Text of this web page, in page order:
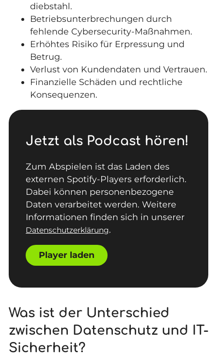
diebstahl.
Betriebsunterbrechungen durch
fehlende Cybersecurity-Maßnahmen.
Erhöhtes Risiko für Erpressung und
Betrug.
Verlust von Kundendaten und Vertrauen.
Finanzielle Schäden und rechtliche
Konsequenzen.
Jetzt als Podcast hören!
Zum Abspielen ist das Laden des
externen Spotify-Players erforderlich.
Dabei können personenbezogene
Daten verarbeitet werden. Weitere
Informationen finden sich in unserer
Datenschutzerklärung.
Player laden
Was ist der Unterschied
zwischen Datenschutz und IT-
Sicherheit?